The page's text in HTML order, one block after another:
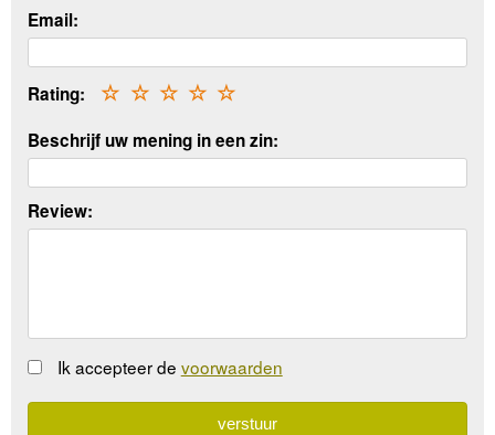
Email:
Rating: ☆
☆
☆
☆
☆
Beschrijf uw mening in een zin:
Review:
Ik accepteer de voorwaarden